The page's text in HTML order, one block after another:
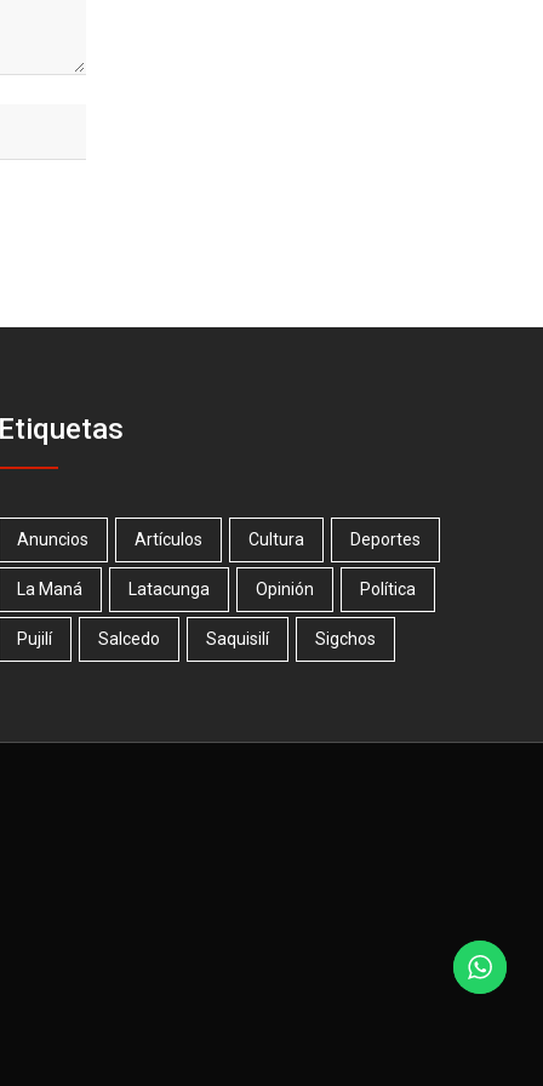
Etiquetas
Anuncios Artículos Cultura Deportes
La Maná Latacunga Opinión Política
Pujilí Salcedo Saquisilí Sigchos